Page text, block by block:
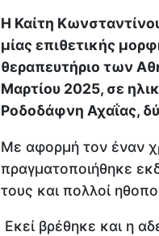
Η Καίτη
μίας επιθετικής
θεραπευτήριο των
Μαρτίου 2025, σε
Ροδοδάφνη Αχαΐας,
Με αφορμή τον έναν
πραγματοποιήθηκε
τους και πολλοί
Εκεί βρέθηκε και η